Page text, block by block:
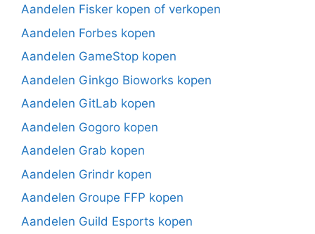
Aandelen Fisker kopen of verkopen
Aandelen Forbes kopen
Aandelen GameStop kopen
Aandelen Ginkgo Bioworks kopen
Aandelen GitLab kopen
Aandelen Gogoro kopen
Aandelen Grab kopen
Aandelen Grindr kopen
Aandelen Groupe FFP kopen
Aandelen Guild Esports kopen